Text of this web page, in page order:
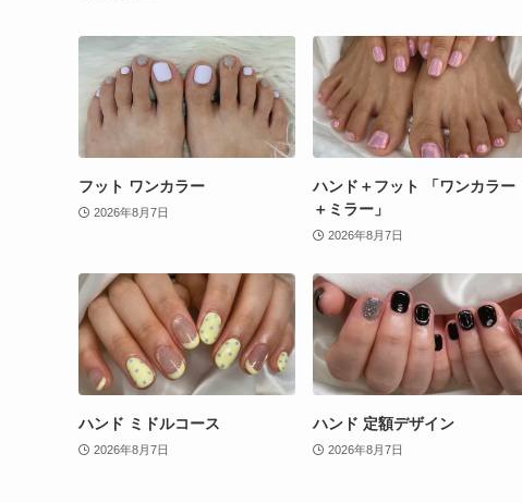
フット ワンカラー
2026年8月7日
ハンド＋フット 「ワンカラー
＋ミラー」
2026年8月7日
ハンド ミドルコース
2026年8月7日
ハンド 定額デザイン
2026年8月7日